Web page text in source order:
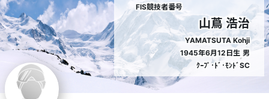
FIS競技者番号
山蔦 浩治
YAMATSUTA Kohji
1945年6月12日生 男
ｸｰﾌﾟ･ﾄﾞ･ﾓﾝﾄﾞSC